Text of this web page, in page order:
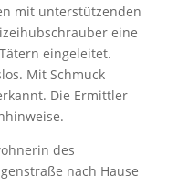
mit unterstützenden
eine
eingeleitet.
Mit Schmuck
Die Ermittler
des
nach Hause